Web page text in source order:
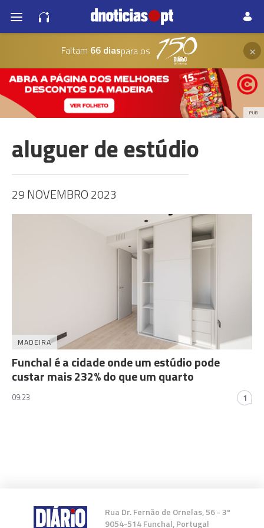
Faltam 66 diaspara os ×
PUB
aluguer de estúdio
29 NOVEMBRO 2023
MADEIRA
Funchal é a cidade onde um estúdio pode
custar mais 232% do que um quarto
09:23 1
Rua Dr. Fernão de Ornelas, 56 - 3º
9054-514 Funchal, Portugal